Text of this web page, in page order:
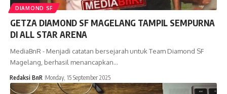
DIAMOND SF
GETZA DIAMOND SF MAGELANG TAMPIL SEMPURNA
DI ALL STAR ARENA
MediaBnR - Menjadi catatan bersejarah untuk Team Diamond SF
Magelang, berhasil menancapkan…
Redaksi BnR Monday, 15 September 2025